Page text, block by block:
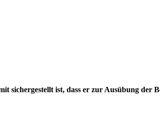
sichergestellt ist, dass er zur Ausübung der